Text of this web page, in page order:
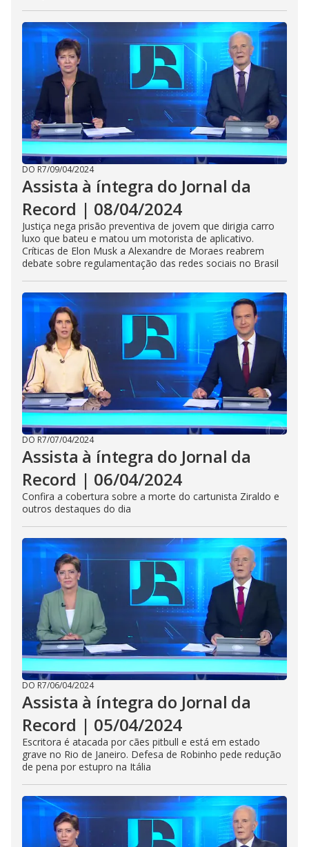
DO R7/09/04/2024
Assista à íntegra do Jornal da
Record | 08/04/2024
Justiça nega prisão preventiva de jovem que dirigia carro
luxo que bateu e matou um motorista de aplicativo.
Críticas de Elon Musk a Alexandre de Moraes reabrem
debate sobre regulamentação das redes sociais no Brasil
DO R7/07/04/2024
Assista à íntegra do Jornal da
Record | 06/04/2024
Confira a cobertura sobre a morte do cartunista Ziraldo e
outros destaques do dia
DO R7/06/04/2024
Assista à íntegra do Jornal da
Record | 05/04/2024
Escritora é atacada por cães pitbull e está em estado
grave no Rio de Janeiro. Defesa de Robinho pede redução
de pena por estupro na Itália